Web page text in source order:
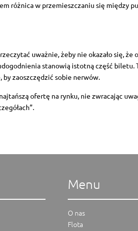
różnica w przemieszczaniu się między
uważnie, żeby nie okazało się, że
stanowią istotną część biletu.
by zaoszczędzić sobie nerwów.
ofertę na rynku, nie zwracając
Menu
O nas
Flota